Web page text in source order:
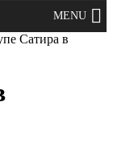
Сатира в